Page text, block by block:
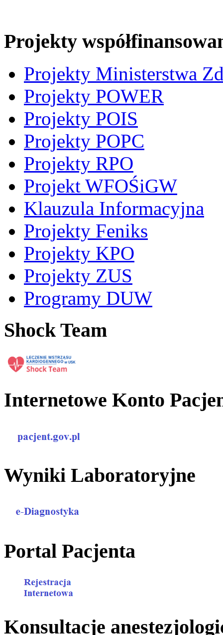
Projekty
Projekty Ministerstwa
Projekty POWER
Projekty POIS
Projekty POPC
Projekty RPO
Projekt WFOŚiGW
Klauzula Informacyjna
Projekty Feniks
Projekty KPO
Projekty ZUS
Programy DUW
Shock Team
Internetowe Konto
Wyniki Laboratoryjne
Portal Pacjenta
Konsultacje